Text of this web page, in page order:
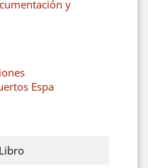
y
Espa
Libro